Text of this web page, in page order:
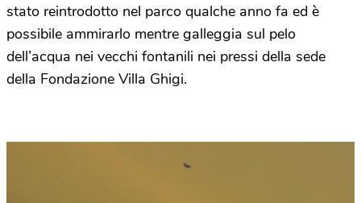
stato reintrodotto nel parco qualche anno fa ed è
possibile ammirarlo mentre galleggia sul pelo
dell’acqua nei vecchi fontanili nei pressi della sede
della Fondazione Villa Ghigi.